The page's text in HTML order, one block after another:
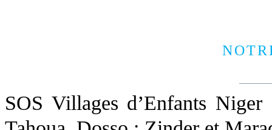
SOS Villages d’Enfants